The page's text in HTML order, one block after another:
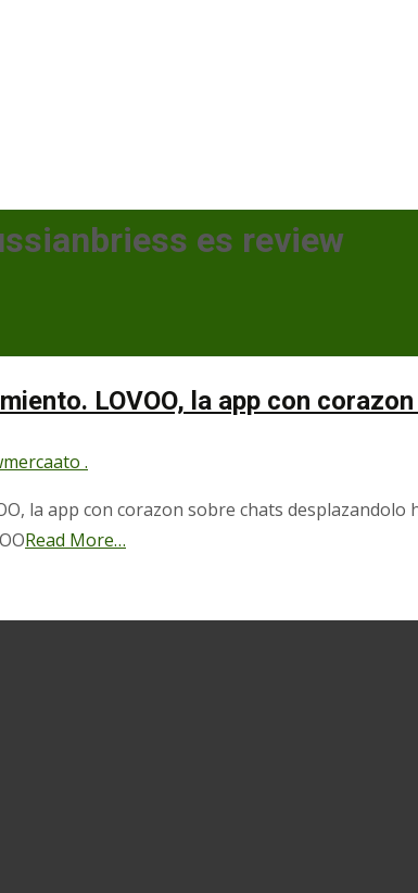
es review
LOVOO, la app con
mercaato .
la app con corazon sobre chats desplazandolo
Read More…